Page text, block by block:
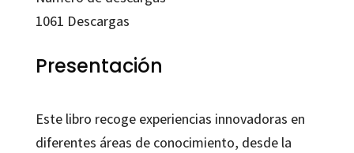
1061 Descargas
Presentación
Este libro recoge experiencias innovadoras en
diferentes áreas de conocimiento, desde la